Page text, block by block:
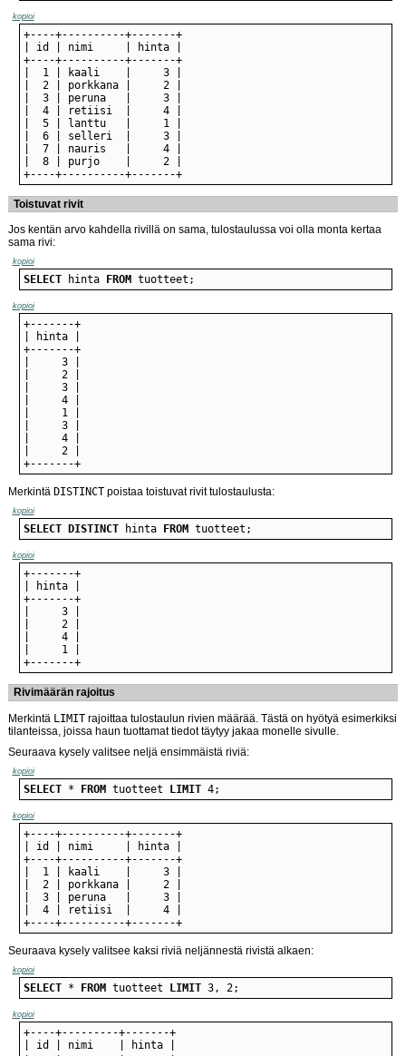
kopioi
+----+----------+-------+
Toistuvat rivit
Jos kentän arvo kahdella rivillä on sama, tulostaulussa voi olla monta kertaa
sama rivi:
kopioi
SELECT hinta FROM tuotteet;
kopioi
+-------+
Merkintä DISTINCT poistaa toistuvat rivit tulostaulusta:
kopioi
SELECT DISTINCT hinta FROM tuotteet;
kopioi
+-------+
Rivimäärän rajoitus
Merkintä LIMIT rajoittaa tulostaulun rivien määrää. Tästä on hyötyä esimerkiksi
tilanteissa, joissa haun tuottamat tiedot täytyy jakaa monelle sivulle.
Seuraava kysely valitsee neljä ensimmäistä riviä:
kopioi
SELECT * FROM tuotteet LIMIT 4;
kopioi
+----+----------+-------+
Seuraava kysely valitsee kaksi riviä neljännestä rivistä alkaen:
kopioi
SELECT * FROM tuotteet LIMIT 3, 2;
kopioi